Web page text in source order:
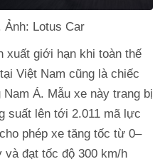
Ảnh: Lotus Car
xuất giới hạn khi toàn thế
Việt Nam cũng là chiếc
Á. Mẫu xe này trang bị
suất lên tới 2.011 mã lực
phép xe tăng tốc từ 0–
và đạt tốc độ 300 km/h